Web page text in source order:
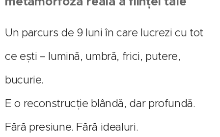
Un parcurs de 9 luni în care lucrezi cu tot
ce ești – lumină, umbră, frici, putere,
bucurie.
E o reconstrucție blândă, dar profundă.
Fără presiune. Fără idealuri.